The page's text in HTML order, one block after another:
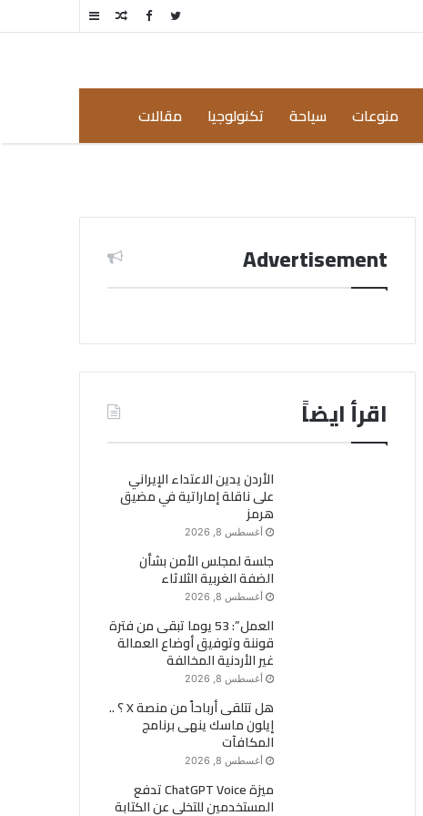
إضافةمقال
منوعات سياحة تكنولوجيا مقالات
Advertisement
اقرأ ايضاً
الأردن يدين الاعتداء الإيراني
على ناقلة إماراتية في مضيق
هرمز
أغسطس 8, 2026
جلسة لمجلس الأمن بشأن
الضفة الغربية الثلاثاء
أغسطس 8, 2026
العمل”: 53 يوما تبقى من فترة
قوننة وتوفيق أوضاع العمالة
غير الأردنية المخالفة
أغسطس 8, 2026
هل تتلقى أرباحاً من منصة X ؟ ..
إيلون ماسك ينهى برنامج
المكافآت
أغسطس 8, 2026
ميزة ChatGPT Voice تدفع
المستخدمين للتخلي عن الكتابة